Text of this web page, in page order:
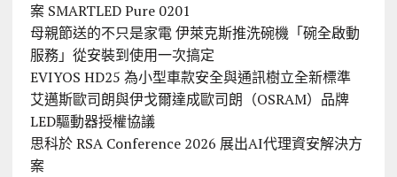
案 SMARTLED Pure 0201
母親節送的不只是家電 伊萊克斯推洗碗機「碗全啟動
服務」從安裝到使用一次搞定
EVIYOS HD25 為小型車款安全與通訊樹立全新標準
艾邁斯歐司朗與伊戈爾達成歐司朗（OSRAM）品牌
LED驅動器授權協議
思科於 RSA Conference 2026 展出AI代理資安解決方
案